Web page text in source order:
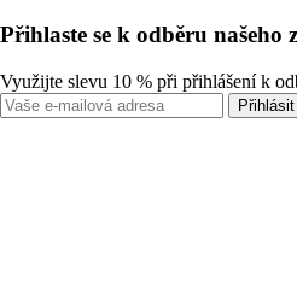
Přihlaste se k odběru našeho
Využijte slevu 10 % při přihlášení k